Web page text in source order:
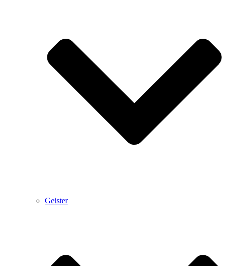
Geister